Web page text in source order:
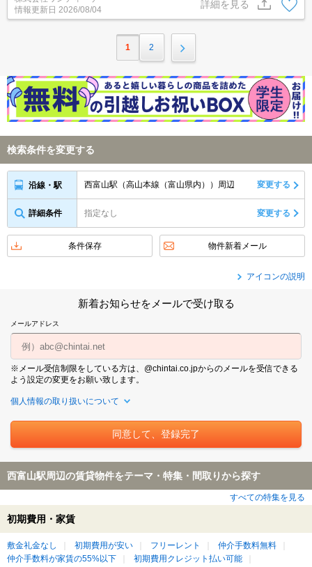
す。
情報更新日 2026/08/04
詳細を見る
1 2
検索条件を変更する
沿線・駅 西富山駅（高山本線（富山県内））周辺 変更する
詳細条件 指定なし 変更する
条件保存 物件新着メール
アイコンの説明
新着お知らせをメールで受け取る
メールアドレス
※メール受信制限をしている方は、@chintai.co.jpからのメールを受信できる
よう設定の変更をお願い致します。
個人情報の取り扱いについて
西富山駅周辺の賃貸物件をテーマ・特集・間取りから探す
すべての特集を見る
初期費用・家賃
敷金礼金なし 初期費用が安い フリーレント
仲介手数料無料
仲介手数料が家賃の55%以下
初期費用クレジット払い可能